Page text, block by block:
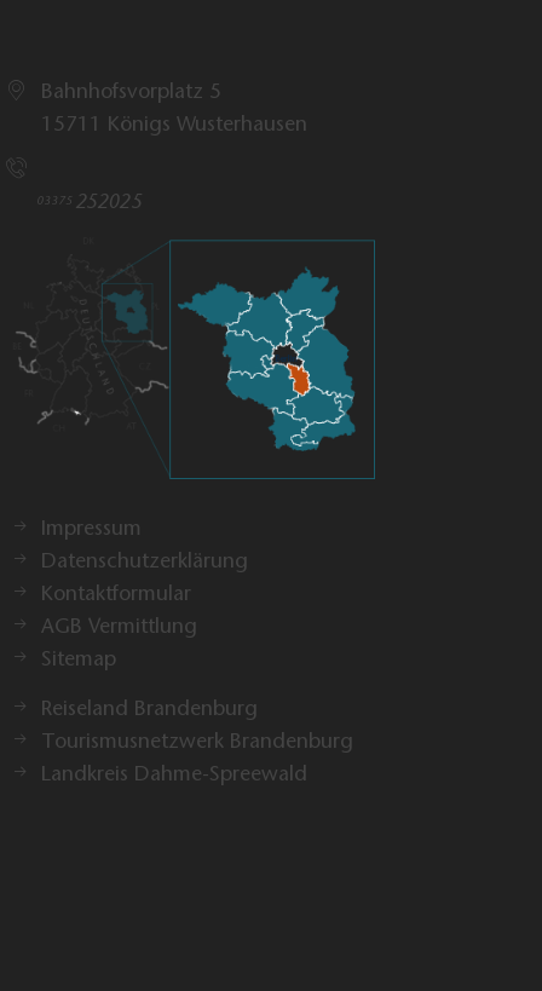
Bahnhofsvorplatz 5​
15711 Königs Wusterhausen
03375 252025​
Impressum
Datenschutzerklärung
Kontaktformular
AGB Vermittlung
Sitemap
Reiseland Brandenburg
Tourismusnetzwerk Brandenburg
Landkreis Dahme-Spreewald